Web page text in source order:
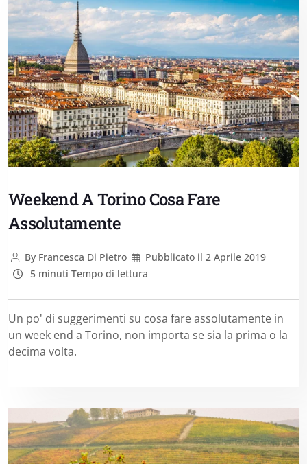
Weekend A Torino Cosa Fare
Assolutamente
ByFrancesca Di Pietro Pubblicato il 2 Aprile 2019
5 minuti Tempo di lettura
Un po' di suggerimenti su cosa fare assolutamente in
un week end a Torino, non importa se sia la prima o la
decima volta.